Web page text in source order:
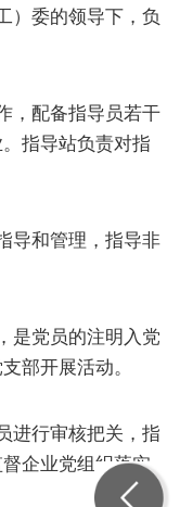
）委的领导下，负
，配备指导员若干
指导站负责对指
导和管理，指导非
是党员的注明入党
部开展活动。
进行审核把关，指
企业党组织落实